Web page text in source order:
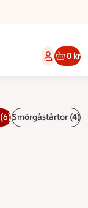
0 kr
Smörgåstårtor (4)